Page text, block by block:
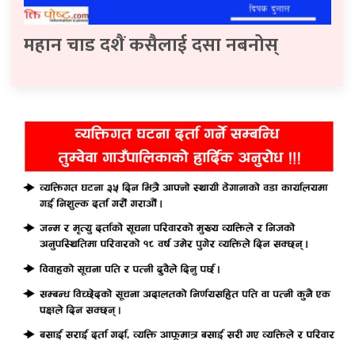
महान चाड दशैं कसैलाई दसा नबनोस्